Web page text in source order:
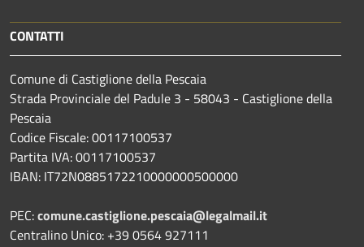
CONTATTI
Comune di Castiglione della Pescaia
Strada Provinciale del Padule 3 - 58043 - Castiglione della
Pescaia
Codice Fiscale: 00117100537
Partita IVA: 00117100537
IBAN: IT72N0885172210000000500000
PEC:comune.castiglione.pescaia@legalmail.it
Centralino Unico: +39 0564 927111